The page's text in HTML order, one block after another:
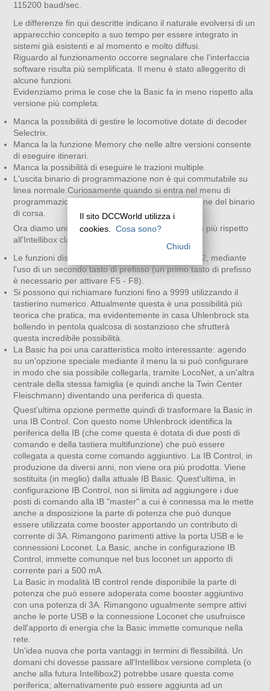
115200 baud/sec.
Le differenze fin qui descritte indicano il naturale evolversi di un
apparecchio concepito a suo tempo per essere integrato in
sistemi già esistenti e al momento e molto diffusi.
Riguardo al funzionamento occorre segnalare che l'interfaccia
software risulta più semplificata. Il menu è stato alleggerito di
alcune funzioni.
Evidenziamo prima le cose che la Basic fa in meno rispetto alla
versione più completa:
Manca la possibilità di gestire le locomotive dotate di decoder
Selectrix.
Manca la la funzione Memory che nelle altre versioni consente
di eseguire itinerari.
Manca la possibilità di eseguire le trazioni multiple.
L'uscita binario di programmazione non è qui commutabile su
linea normale.Curiosamente quando si entra nel menu di
programmazione viene posta in OFF l'alimentazione del binario
di corsa.
Ora diamo uno sguardo a quello che la Basic fa in più rispetto
all'Intellibox classica:
Le funzioni disponibili a tastiera passano da 8 a 12, mediante
l'uso di un secondo tasto di prefisso (un primo tasto di prefisso
è necessario per attivare F5 - F8).
Si possono qui richiamare funzioni fino a 9999 utilizzando il
tastierino numerico. Attualmente questa è una possibilità più
teorica che pratica, ma evidentemente in casa Uhlenbrock sta
bollendo in pentola qualcosa di sostanzioso che sfrutterà
questa incredibile possibilità.
La Basic ha poi una caratteristica molto interessante: agendo
su un'opzione speciale mediante il menu la si può configurare
in modo che sia possibile collegarla, tramite LocoNet, a un'altra
centrale della stessa famiglia (e quindi anche la Twin Center
Fleischmann) diventando una periferica di questa.
Quest'ultima opzione permette quindi di trasformare la Basic in
una IB Control. Con questo nome Uhlenbrock identifica la
periferica della IB (che come questa è dotata di due posti di
comando e della tastiera multifunzione) che può essere
collegata a questa come comando aggiuntivo. La IB Control, in
produzione da diversi anni, non viene ora più prodotta. Viene
sostituita (in meglio) dalla attuale IB Basic. Quest'ultima, in
configurazione IB Control, non si limita ad aggiungere i due
posti di comando alla IB "master" a cui è connessa ma le mette
anche a disposizione la parte di potenza che può dunque
essere utilizzata come booster apportando un contributo di
corrente di 3A. Rimangono parimenti attive la porta USB e le
connessioni Loconet. La Basic, anche in configurazione IB
Control, immette comunque nel bus loconet un apporto di
corrente pari a 500 mA.
La Basic in modalità IB control rende disponibile la parte di
potenza che può essere adoperata come booster aggiuntivo
con una potenza di 3A. Rimangono ugualmente sempre attivi
anche le porte USB e la connessione Loconet che usufruisce
dell'apporto di energia che la Basic immette comunque nella
rete.
Un'idea nuova che porta vantaggi in termini di flessibilità. Un
domani chi dovesse passare all'Intellibox versione completa (o
anche alla futura Intellibox2) potrebbe usare questa come
periferica; alternativamente può essere aggiunta ad un
Il sito DCCWorld utilizza i
cookies.
Cosa sono?
Chiudi